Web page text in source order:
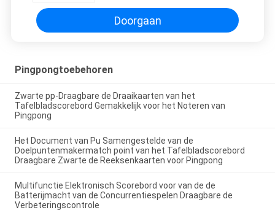
Doorgaan
Pingpongtoebehoren
Zwarte pp-Draagbare de Draaikaarten van het
Tafelbladscorebord Gemakkelijk voor het Noteren van
Pingpong
Het Document van Pu Samengestelde van de
Doelpuntenmakermatch point van het Tafelbladscorebord
Draagbare Zwarte de Reeksenkaarten voor Pingpong
Multifunctie Elektronisch Scorebord voor van de de
Batterijmacht van de Concurrentiespelen Draagbare de
Verbeteringscontrole